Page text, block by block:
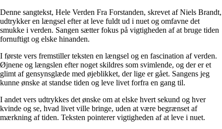
Denne sangtekst, Hele Verden Fra Forstanden, skrevet af Niels Brandt,
udtrykker en længsel efter at leve fuldt ud i nuet og omfavne det
smukke i verden. Sangen sætter fokus på vigtigheden af at bruge tiden
fornuftigt og elske hinanden.
I første vers fremstiller teksten en længsel og en fascination af verden.
Øjnene og længslen efter noget skildres som svimlende, og der er et
glimt af gensynsglæde med øjeblikket, der lige er gået. Sangens jeg
kunne ønske at standse tiden og leve livet forfra en gang til.
I andet vers udtrykkes det ønske om at elske hvert sekund og hver
kvinde og se, hvad livet ville bringe, uden at være begrænset af
mærkning af tiden. Teksten pointerer vigtigheden af at leve i nuet.